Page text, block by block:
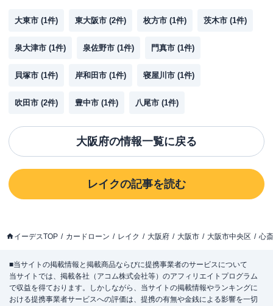
大東市 (1件) 東大阪市 (2件) 枚方市 (1件) 茨木市 (1件)
泉大津市 (1件) 泉佐野市 (1件) 門真市 (1件)
貝塚市 (1件) 岸和田市 (1件) 寝屋川市 (1件)
吹田市 (2件) 豊中市 (1件) 八尾市 (1件)
大阪府の情報一覧に戻る
レイクの記事を読む
イーデスTOP カードローン レイク 大阪府 大阪市 大阪市中央区 心
■当サイトの掲載情報と掲載商品ならびに提携事業者のサービスについて
当サイトでは、掲載各社（アコム株式会社等）のアフィリエイトプログラム
で収益を得ております。しかしながら、当サイトの掲載情報やランキングに
おける提携事業者サービスへの評価は、提携の有無や金銭による影響を一切